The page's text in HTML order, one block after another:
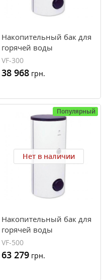
Накопительный бак для
горячей воды
Winkelmann VF 300 (300
л, 2 теплообменника,
эмаль)
VF-300
38 968 грн.
Популярный
Нет в наличии
Накопительный бак для
горячей воды
Winkelmann VF 500 (500
л, 2 теплообменника,
эмаль)
VF-500
63 279 грн.